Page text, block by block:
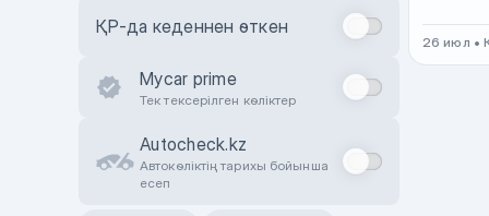
ҚР-да кеденнен өткен
Mycar prime
Тек тексерілген көліктер
Autocheck.kz
Автокөліктің тарихы бойынша
есеп
26 июл •